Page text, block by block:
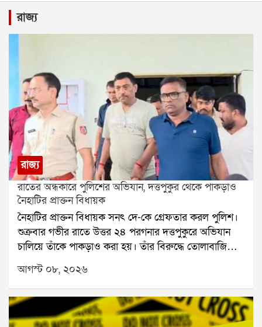
রাজ্য
রাজ্য
রাতের অন্ধকারে পুলিশের অভিযান, দত্তপুকুর থেকে পাকড়াও
নৈহাটির প্রাক্তন বিধায়ক
নৈহাটির প্রাক্তন বিধায়ক সনৎ দে-কে গ্রেফতার করল পুলিশ।
শুক্রবার গভীর রাতে উত্তর ২৪ পরগনার দত্তপুকুরে অভিযান
চালিয়ে তাঁকে পাকড়াও করা হয়। তাঁর বিরুদ্ধে তোলাবাজি
এবং ভোট পরবর্তী হিংসার অভিযোগ রয়েছে বলে পুলিশ সূত্রে
জানা গিয়েছে। শনিবার তাঁকে বারাকপুর আদালতে তোলা
হবে।২০২৪ সালের উপনির্বাচনে নৈহাটি বিধানসভা কেন্দ্র
থেকে জয়ী হয়েছিলেন সনৎ দে। তবে তার আগে থেকেই তাঁর
বিরুদ্ধে একাধিক অভিযোগ উঠেছিল। স্থানীয় সূত্রে তাঁর
আগস্ট ০৮, ২০২৬